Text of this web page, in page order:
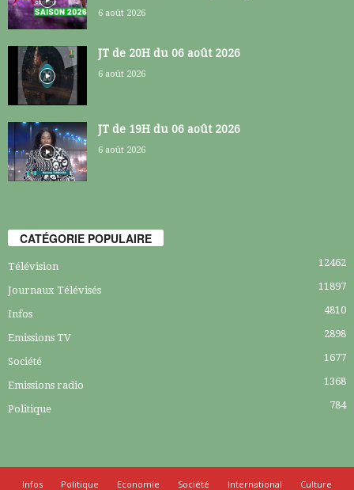
6 août 2026
JT de 20H du 06 août 2026
6 août 2026
JT de 19H du 06 août 2026
6 août 2026
CATÉGORIE POPULAIRE
Télévision 12462
Journaux Télévisés 11897
Infos 4810
Emissions TV 2898
Société 1677
Emissions radio 1368
Politique 784
Infos Politique Economie Société International Culture